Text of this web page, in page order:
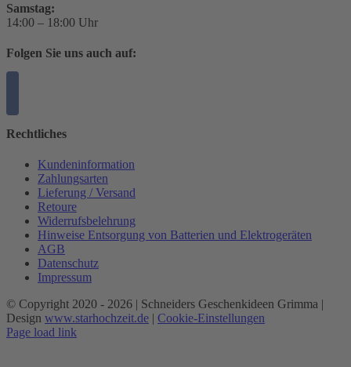
Samstag:
14:00 – 18:00 Uhr
Folgen Sie uns auch auf:
Rechtliches
Kundeninformation
Zahlungsarten
Lieferung / Versand
Retoure
Widerrufsbelehrung
Hinweise Entsorgung von Batterien und Elektrogeräten
AGB
Datenschutz
Impressum
© Copyright 2020 - 2026 | Schneiders Geschenkideen Grimma |
Design www.starhochzeit.de | Cookie-Einstellungen
Page load link